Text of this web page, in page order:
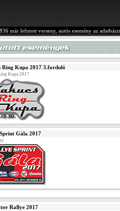
már lefutott verseny, autós esemény az
Ring Kupa 2017 3.forduló
Kupa 2017
Gála 2017
Rallye 2017